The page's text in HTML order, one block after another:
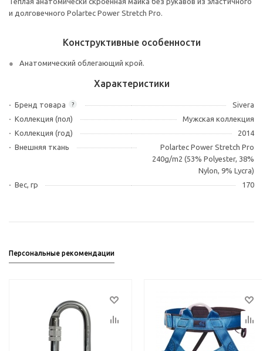
и долговечного Polartec Power Stretch Pro.
Конструктивные особенности
Анатомический облегающий крой.
Характеристики
?
Бренд товара
Sivera
Коллекция (пол)
Мужская коллекция
Коллекция (год)
2014
Внешняя ткань
Polartec Power Stretch Pro
240g/m2 (53% Polyester, 38%
Nylon, 9% Lycra)
Вес, гр
170
Персональные рекомендации